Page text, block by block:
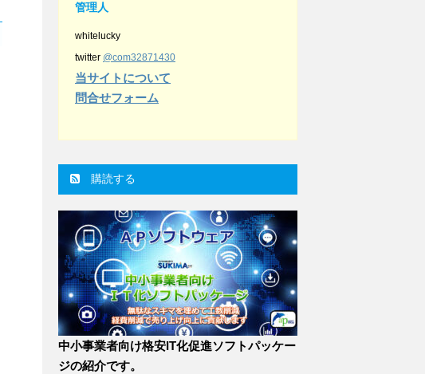
管理人
whitelucky
twitter @com32871430
当サイトについて
問合せフォーム
購読する
中小事業者向け格安IT化促進ソフトパッケー
ジの紹介です。